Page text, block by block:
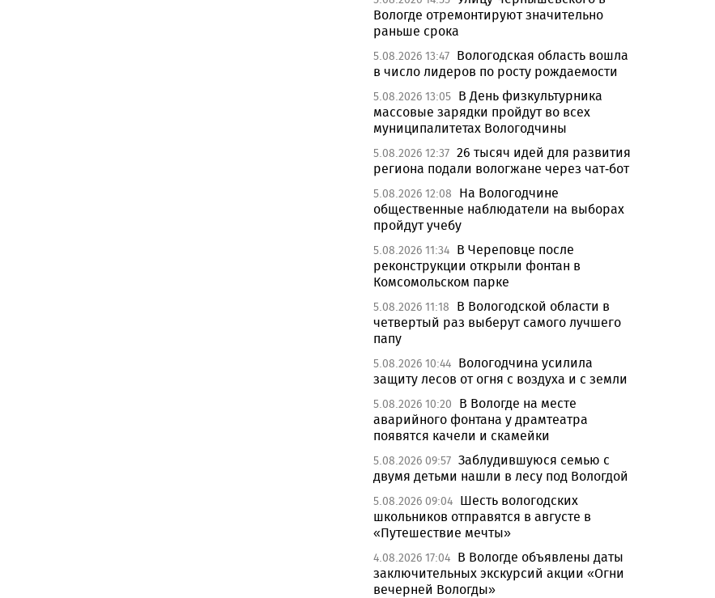
Вологде отремонтируют значительно
раньше срока
5.08.2026 13:47 Вологодская область вошла
в число лидеров по росту рождаемости
5.08.2026 13:05 В День физкультурника
массовые зарядки пройдут во всех
муниципалитетах Вологодчины
5.08.2026 12:37 26 тысяч идей для развития
региона подали вологжане через чат-бот
5.08.2026 12:08
На Вологодчине
общественные наблюдатели на выборах
пройдут учебу
5.08.2026 11:34 В Череповце после
реконструкции открыли фонтан в
Комсомольском парке
5.08.2026 11:18
В Вологодской области в
четвертый раз выберут самого лучшего
папу
5.08.2026 10:44 Вологодчина усилила
защиту лесов от огня с воздуха и с земли
5.08.2026 10:20
В Вологде на месте
аварийного фонтана у драмтеатра
появятся качели и скамейки
5.08.2026 09:57 Заблудившуюся семью с
двумя детьми нашли в лесу под Вологдой
5.08.2026 09:04 Шесть вологодских
школьников отправятся в августе в
«Путешествие мечты»
4.08.2026 17:04 В Вологде объявлены даты
заключительных экскурсий акции «Огни
вечерней Вологды»